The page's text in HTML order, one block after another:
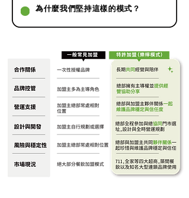
為什麼我們堅持這樣的模式？